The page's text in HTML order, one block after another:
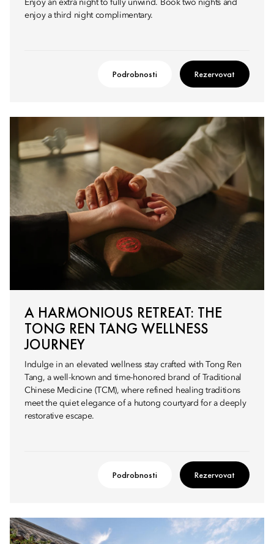
Enjoy an extra night to fully unwind. Book two nights and
enjoy a third night complimentary.
Podrobnosti Rezervovat
A HARMONIOUS RETREAT: THE
TONG REN TANG WELLNESS
JOURNEY
Indulge in an elevated wellness stay crafted with Tong Ren
Tang, a well-known and time-honored brand of Traditional
Chinese Medicine (TCM), where refined healing traditions
meet the quiet elegance of a hutong courtyard for a deeply
restorative escape.
Podrobnosti Rezervovat